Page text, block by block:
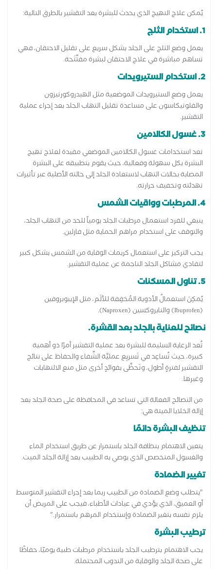
يُمكن علاج التهيج الذي يحدث للبشرة بعد التقشير بالطرق التالية:
1. استخدام الثلج
يعمل وضع الثلج على الجلد بشكل سريع على تقليل الاحتقان، فهي
تساهم مباشرة في علاج الاحتقان لبشرة مفتَّتَحة.
2. استخدام الستيرويدات
يعمل وضع الستيرويدات الموضعية مثل الهيدروكورتيزون
والفلوتيكاسون على مساعدة تقليل التهاب الجلد بعد إجراء عملية
التقشير.
3. غسول الكالامين
تعد استخدامات غسول الكالامين الموضعي مفيدة لعلاج تهيج
البشرة بكل سهولة وفعالية، حيث يقوم بتطبيقه على البشرة
المصابة بحالات التهاب لاستعادة الجلد إلى حالته الأصلية عبر تأثيرات
تهدئته وتخفيف حرارته.
4. المرطبات وواقيات الشمس
ينبغي للفرد استعمال مرطبات الجلد يومياً للحد من التهاب الجلد،
والتوقف على استخدام مراهم الحماية مثل فازلين.
يجب التركيز على استعمال كريمات الوقاية من الشمس بشكل كبير
لتفادي مشاكل الجلد الناجمة عن عملية التقشير.
5. تناول المسكنات
يُمكِنَ استعمالُ الأدوية المُخفِفة للألَم، مثل الإيبوبروفين
(Ibuprofen) والنابروكسين (Naproxen).
نصائح للعناية بالجلد بعد القشرة.
تُعد الرعاية السليمة للبشرة بعد عملية التقشير أمرًا ذو أهمية
كبيرة، حيث تُساعِد في تَسريِع عمليَّة الشِّفاء والحفاظ على نتائج
التقشير لفترةٍ أطول، وتَحظَّى بفوائدٍ أخرى مثل منع الالتهابات
وغيرها.
من النصائح الفعالة التي تساعد في المحافظة على صحة الجلد بعد
إزالة الخلايا الميتة هي:
تنظيف البشرة دائمًا
يتعين الاهتمام بنظافة الجلد باستمرار عن طريق استخدام الماء
والغسول المتخصص الذي يوصي به الطبيب بعد إزالة الجلد الميت.
تغيير الضمادة
"يتطلب وضع الضمادة من الطبيب ربما بعد إجراء التقشير المتوسط
أو العميق، الذي يؤدي في عيادات الأطباء، فيجب على المريض أن
يلزم نفسه بتغير الضمادة وإستخدام المرهم باستمرار."
ترطيب البشرة
يجب الاهتمام بترطيب الجلد باستخدام مرطبات طبية يوميًا، حفاظًا
على صحة الجلد والوقاية من الندوب المحتملة.